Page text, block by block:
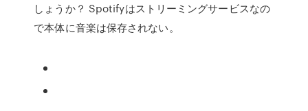
しょうか？ Spotifyはストリーミングサービスなの
で本体に音楽は保存されない。